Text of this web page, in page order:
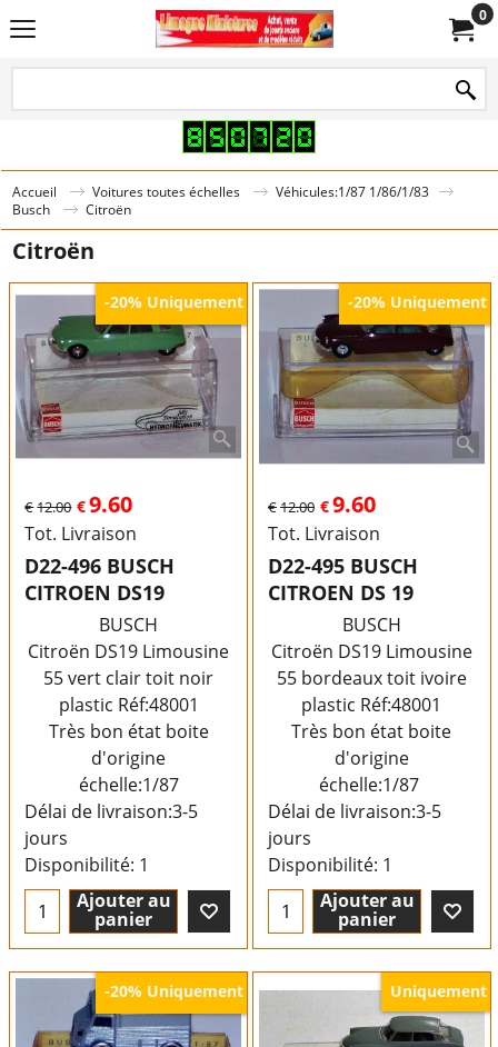
0
Accueil Voitures toutes échelles
Véhicules:1/87 1/86/1/83
Busch
Citroën
Citroën
-20% Uniquement
€12.00 €9.60
Tot. Livraison
D22-496 BUSCH
CITROEN DS19
BUSCH
Citroën DS19 Limousine
55 vert clair toit noir
plastic Réf:48001
Très bon état boite
d'origine
échelle:1/87
Délai de livraison:3-5
jours
Disponibilité: 1
Ajouter au
panier
-20% Uniquement
€12.00 €9.60
Tot. Livraison
D22-495 BUSCH
CITROEN DS 19
BUSCH
Citroën DS19 Limousine
55 bordeaux toit ivoire
plastic Réf:48001
Très bon état boite
d'origine
échelle:1/87
Délai de livraison:3-5
jours
Disponibilité: 1
Ajouter au
panier
-20% Uniquement Uniquement